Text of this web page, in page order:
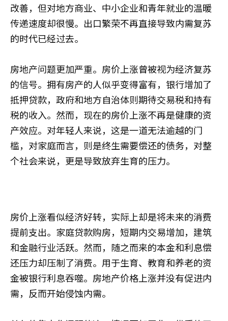
改善，但对地方商业、中小企业和青年就业的温暖
传递速度却很慢。出口繁荣不再直接导致内需复苏
的时代已经过去。
房地产问题更加严重。房价上涨曾被视为经济复苏
的信号。拥有房产的人似乎变得富有，银行增加了
抵押贷款，政府和地方自治体则期待交易税和持有
税的收入。然而，现在的房价上涨不再是健康的资
产效应。对年轻人来说，这是一道无法逾越的门
槛，对家庭而言，则是终生需要偿还的债务，对整
个社会来说，更是导致放弃生育的压力。
房价上涨看似经济好转，实际上却是将未来的消费
提前支出。家庭贷款购房，短期内交易增加，建筑
和金融行业活跃。然而，随之而来的本金和利息偿
还压力却压制了消费。用于生育、教育和养老的资
金被银行利息吞噬。房地产价格上涨并没有促进内
需，反而开始侵蚀内需。